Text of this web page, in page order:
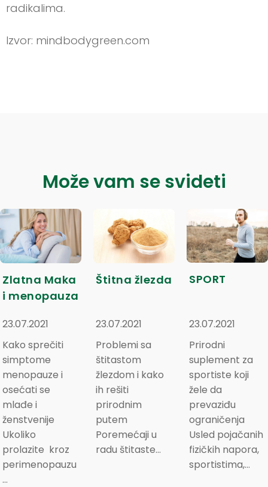
radikalima.
Izvor: mindbodygreen.com
Može vam se svideti
Zlatna Maka
i menopauza
23.07.2021
Kako sprečiti
simptome
menopauze i
osećati se
mlađe i
ženstvenije
Ukoliko
prolazite kroz
perimenopauzu
…
Štitna žlezda
23.07.2021
Problemi sa
štitastom
žlezdom i kako
ih rešiti
prirodnim
putem
Poremećaji u
radu štitaste…
SPORT
23.07.2021
Prirodni
suplement za
sportiste koji
žele da
prevaziđu
ograničenja
Usled pojačanih
fizičkih napora,
sportistima,…